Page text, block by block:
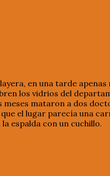
en una tarde
los vidrios del
mataron a dos
el lugar parecía una
espalda con un cuchillo.